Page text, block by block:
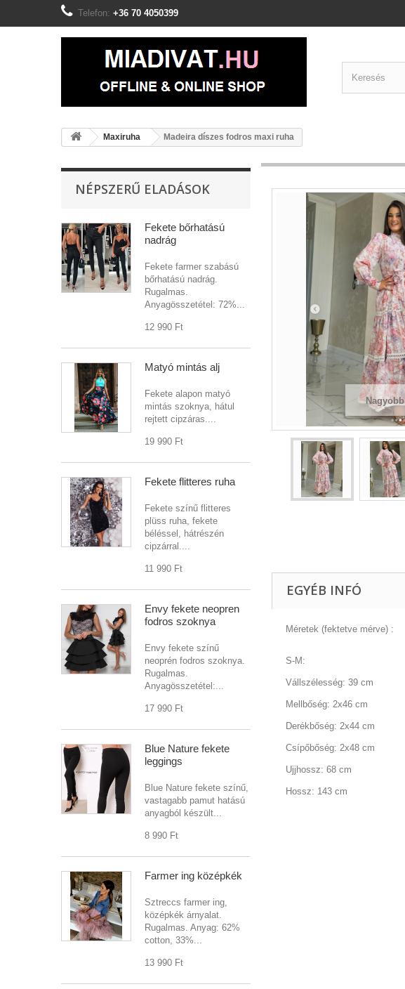
Telefon: +36 70 4050399
Maxiruha Madeira díszes fodros maxi ruha
NÉPSZERŰ ELADÁSOK
Fekete bőrhatású
nadrág
Fekete farmer szabású
bőrhatású nadrág.
Rugalmas.
Anyagösszetétel: 72%...
12 990 Ft‎
Matyó mintás alj
Fekete alapon matyó
mintás szoknya, hátul
rejtett cipzáras....
19 990 Ft‎
Fekete flitteres ruha
Fekete színű flitteres
plüss ruha, fekete
béléssel, hátrészén
cipzárral....
11 990 Ft‎
Envy fekete neopren
fodros szoknya
Envy fekete színű
neoprén fodros szoknya.
Rugalmas.
Anyagösszetétel:...
17 990 Ft‎
Blue Nature fekete
leggings
Blue Nature fekete színű,
vastagabb pamut hatású
anyagból készült...
8 990 Ft‎
Farmer ing középkék
Sztreccs farmer ing,
középkék árnyalat.
Rugalmas. Anyag: 62%
cotton, 33%...
13 990 Ft‎
Nagyobb
EGYÉB INFÓ
Méretek (fektetve mérve) :
S-M:
Vállszélesség: 39 cm
Mellbőség: 2x46 cm
Derékbőség: 2x44 cm
Csípőbőség: 2x48 cm
Ujjhossz: 68 cm
Hossz: 143 cm